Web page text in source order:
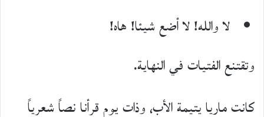
لا والله! لا أضع شيئا! هاه!
وتقتنع الفتيات في النهاية.
كانت ماريا يتيمة اﻷب، وذات يوم قرأنا نصاً شعرياً